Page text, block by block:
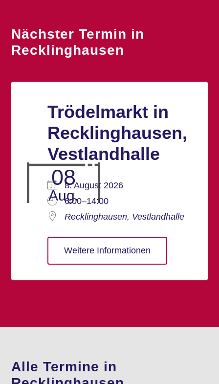
Nächster Termin in
Recklinghausen
08
Aug.
Trödelmarkt in
Recklinghausen,
Vestlandhalle
8. August 2026
6:00–14:00
Recklinghausen, Vestlandhalle
Weitere Informationen
Alle Termine in